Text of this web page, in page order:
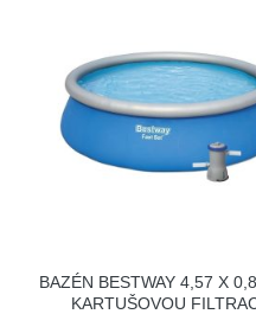
BAZÉN BESTWAY 4,57 X
KARTUŠOVOU